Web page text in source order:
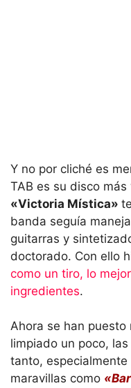
Y no por cliché es
TAB es su disco
«Victoria Mística»
banda seguía
guitarras y
doctorado. Con ello
como un tiro, lo
ingredientes.
Ahora se han puesto
limpiado un poco,
tanto,
maravillas como